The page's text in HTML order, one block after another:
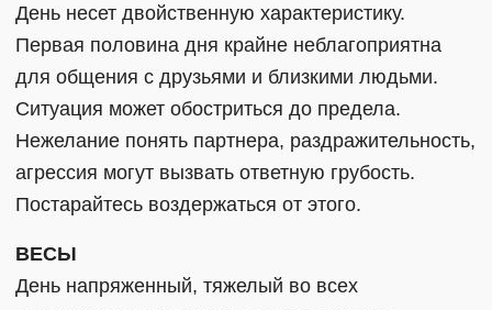
День несет двойственную характеристику.
Первая половина дня крайне неблагоприятна
для общения с друзьями и близкими людьми.
Ситуация может обостриться до предела.
Нежелание понять партнера, раздражительность,
агрессия могут вызвать ответную грубость.
Постарайтесь воздержаться от этого.
ВЕСЫ
День напряженный, тяжелый во всех